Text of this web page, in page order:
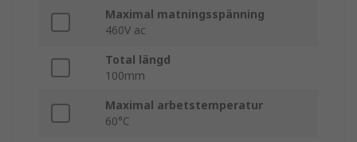
Maximal matningsspänning
460V ac
Total längd
100mm
Maximal arbetstemperatur
60°C